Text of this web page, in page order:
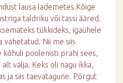
lausa lademetes.Kõige
taldriku või tassi ääred.
tükkideks, igaühele
vahetatud. Nii me siis
kõhuli poolenisti prahi sees,
välja. Keks oli nagu ikka,
ja siis taevatagune. Põrgut